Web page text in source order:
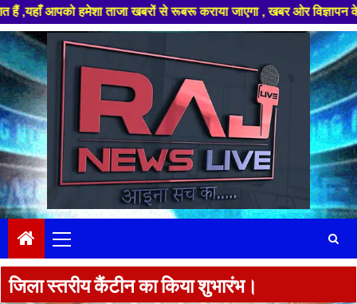
हमेशा ताजा खबरों से रूबरू कराया जाएगा , खबर ओर विज्ञापन के लिए
Skip
to
content
Menu
जिला स्तरीय कैंटीन का किया शुभारंभ।